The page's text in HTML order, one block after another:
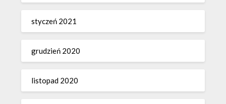
styczeń 2021
grudzień 2020
listopad 2020